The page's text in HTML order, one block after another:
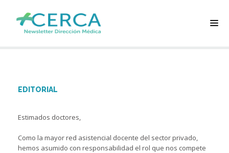
EDITORIAL
Estimados doctores,
Como la mayor red asistencial docente del sector privado,
hemos asumido con responsabilidad el rol que nos compete